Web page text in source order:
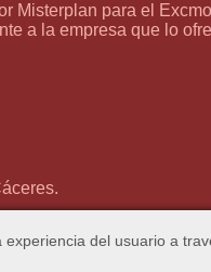
Misterplan para el
a la empresa que lo
del usuario a